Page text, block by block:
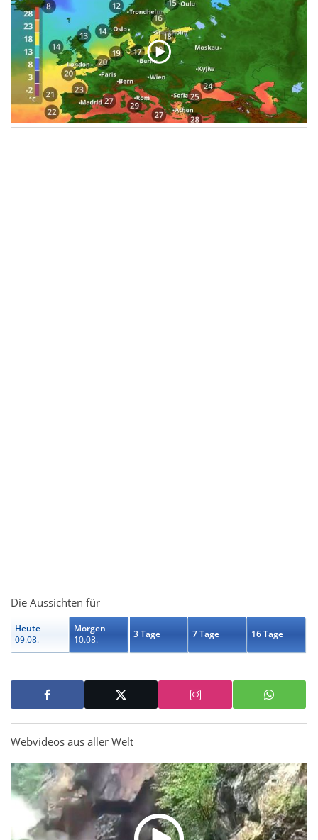
Die Aussichten für
Heute
09.08.
Morgen
10.08.
3 Tage 7 Tage 16 Tage
Webvideos aus aller Welt